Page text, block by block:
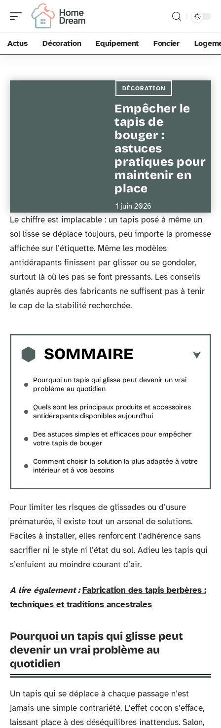
Actus Décoration Equipement Foncier
DÉCORATION
Empêcher le
tapis de
bouger :
astuces
pratiques pour
maintenir en
place
1 juin 2026
Le chiffre est implacable : un tapis posé à même un
sol lisse se déplace toujours, peu importe la promesse
affichée sur l’étiquette. Même les modèles
antidérapants finissent par glisser ou se gondoler,
surtout là où les pas se font pressants. Les conseils
glanés auprès des fabricants ne suffisent pas à tenir
le cap de la stabilité recherchée.
SOMMAIRE
Pourquoi un tapis qui glisse peut devenir un vrai
problème au quotidien
Quels sont les principaux produits et accessoires
antidérapants disponibles aujourd’hui
Des astuces simples et efficaces pour empêcher
votre tapis de bouger
Comment choisir la solution la plus adaptée à votre
intérieur et à vos besoins
Pour limiter les risques de glissades ou d’usure
prématurée, il existe tout un arsenal de solutions.
Faciles à installer, elles renforcent l’adhérence sans
sacrifier ni le style ni l’état du sol. Adieu les tapis qui
s’enfuient au moindre courant d’air.
A lire également : Fabrication des tapis berbères :
techniques et traditions ancestrales
Pourquoi un tapis qui glisse peut
devenir un vrai problème au
quotidien
Un tapis qui se déplace à chaque passage n’est
jamais une simple contrariété. L’effet cocon s’efface,
laissant place à des déséquilibres inattendus. Salon,